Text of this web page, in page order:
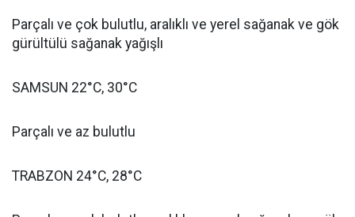
Parçalı ve çok bulutlu, aralıklı ve yerel sağanak ve gök
gürültülü sağanak yağışlı
SAMSUN 22°C, 30°C
Parçalı ve az bulutlu
TRABZON 24°C, 28°C